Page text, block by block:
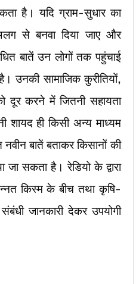
है। यदि ग्राम-सुधार का
से बनवा दिया जाए और
बातें उन लोगों तक पहुंचाई
उनकी सामाजिक कुरीतियों,
दूर करने में जितनी सहायता
शायद ही किसी अन्य माध्यम
बातें बताकर किसानों की
सकता है। रेडियो के द्वारा
किस्म के बीच तथा कृषि-
जानकारी देकर उपयोगी